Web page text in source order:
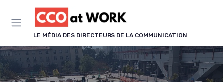
LE MÉDIA DES DIRECTEURS DE LA COMMUNICATION
Panneau de gestion des cookies